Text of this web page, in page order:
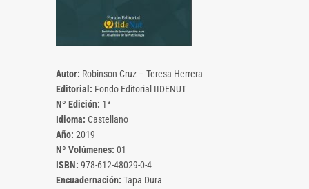
Autor: Robinson Cruz – Teresa Herrera
Editorial: Fondo Editorial IIDENUT
Nº Edición: 1ª
Idioma: Castellano
Año: 2019
Nº Volúmenes: 01
ISBN:978-612-48029-0-4
Encuadernación: Tapa Dura